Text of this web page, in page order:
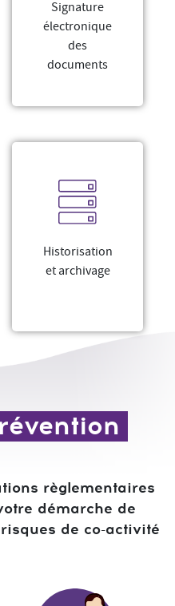
Signature
électronique
des
documents
Historisation
et archivage
règlementaires
démarche de
de co-activité